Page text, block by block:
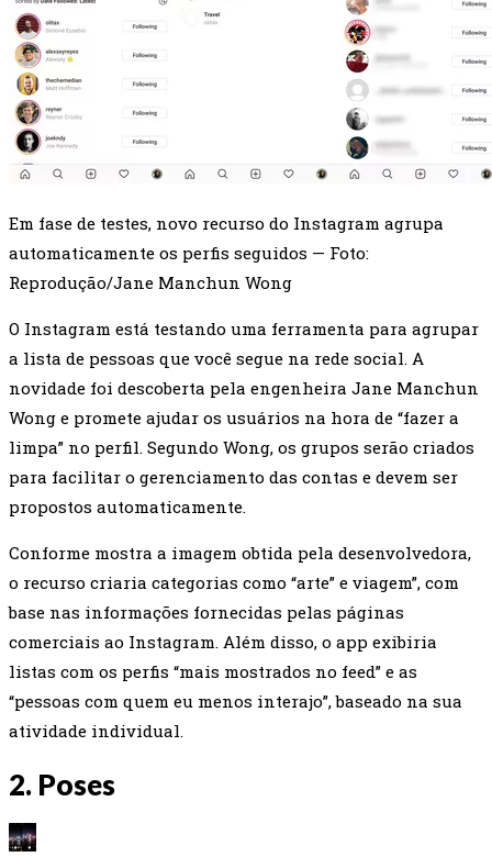
Em fase de testes, novo recurso do Instagram agrupa
automaticamente os perfis seguidos — Foto:
Reprodução/Jane Manchun Wong
O Instagram está testando uma ferramenta para agrupar
a lista de pessoas que você segue na rede social. A
novidade foi descoberta pela engenheira Jane Manchun
Wong e promete ajudar os usuários na hora de “fazer a
limpa” no perfil. Segundo Wong, os grupos serão criados
para facilitar o gerenciamento das contas e devem ser
propostos automaticamente.
Conforme mostra a imagem obtida pela desenvolvedora,
o recurso criaria categorias como “arte” e viagem”, com
base nas informações fornecidas pelas páginas
comerciais ao Instagram. Além disso, o app exibiria
listas com os perfis “mais mostrados no feed” e as
“pessoas com quem eu menos interajo”, baseado na sua
atividade individual.
2. Poses